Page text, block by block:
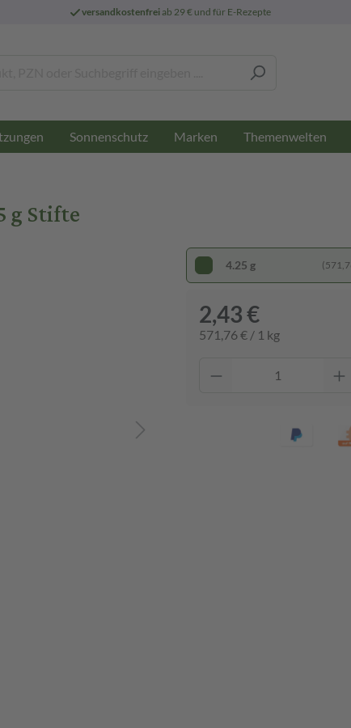
versandkostenfreiab 29 € und für E-Rezepte
Sonnenschutz Marken Themenwelten
g Stifte
4.25 g
2,43 €
571,76 € / 1 kg